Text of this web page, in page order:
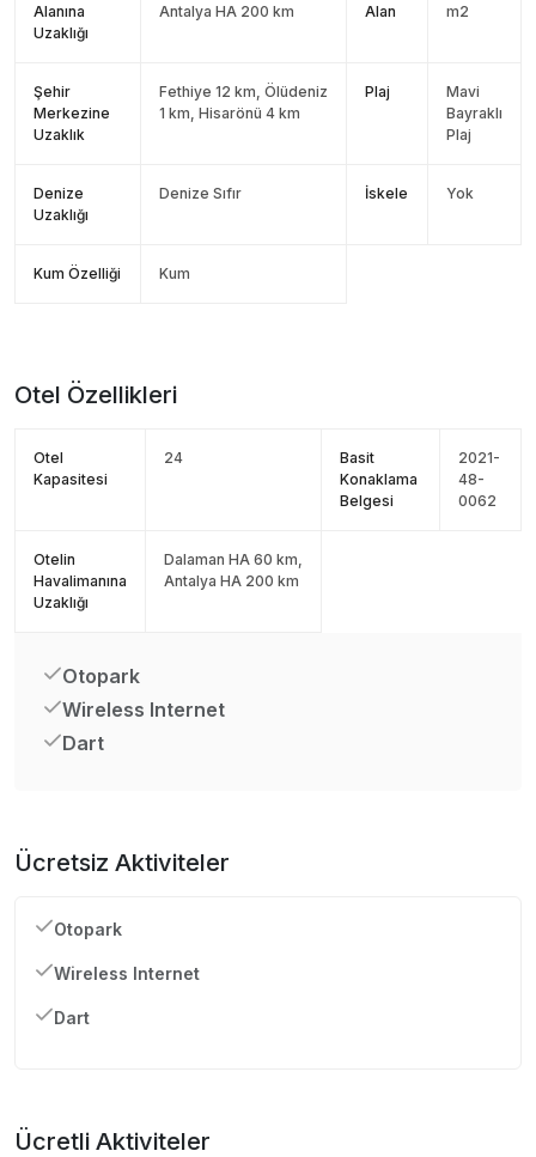
Alanına
Uzaklığı
Antalya HA 200 km Alan m2
Şehir
Merkezine
Uzaklık
Fethiye 12 km, Ölüdeniz
1 km, Hisarönü 4 km
Plaj
Mavi
Bayraklı
Plaj
Denize
Uzaklığı
Denize Sıfır İskele Yok
Kum Özelliği Kum
Otel Özellikleri
Otel
Kapasitesi
24
Basit
Konaklama
Belgesi
2021-
48-
0062
Otelin
Havalimanına
Uzaklığı
Dalaman HA 60 km,
Antalya HA 200 km
Otopark
Wireless Internet
Dart
Ücretsiz Aktiviteler
Otopark
Wireless Internet
Dart
Ücretli Aktiviteler